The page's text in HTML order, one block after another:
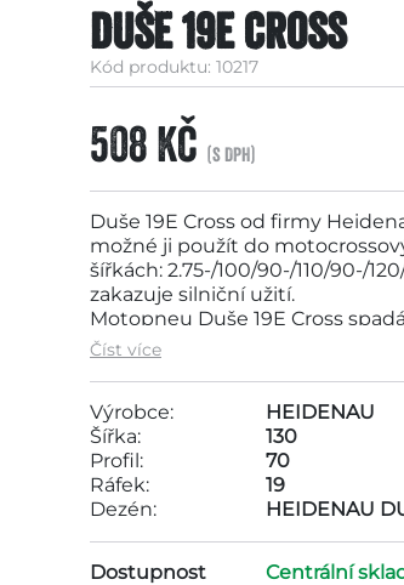
Duše 19E Cross
Kód produktu: 10217
508 Kč (s DPH)
Duše 19E Cross od firmy
možné ji použít do
šířkách: 2.75-/100/90-/110/90-/
zakazuje silniční užití.
Motopneu Duše 19E Cross
Tato pneumatika je vyráběna
Číst více
Výrobce:
HEIDENAU
Šířka:
130
Profil:
70
Ráfek:
19
Dezén:
HEIDENAU
Dostupnost
Centrální